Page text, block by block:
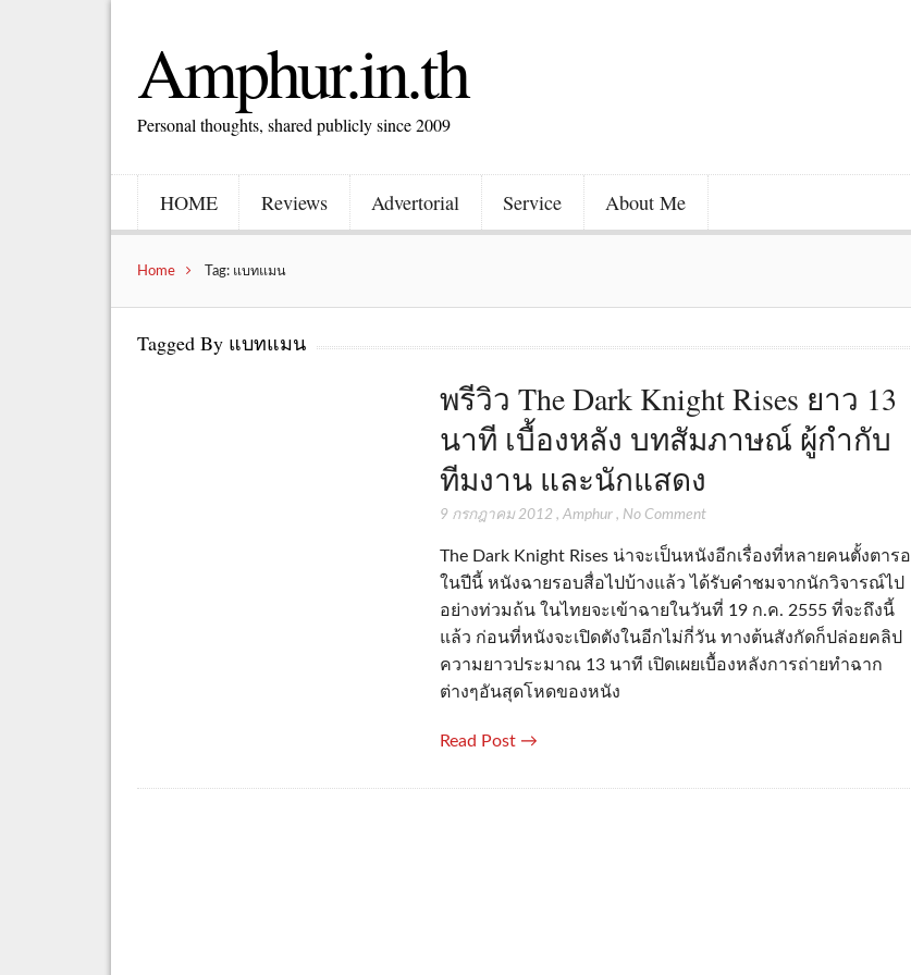
Amphur.in.th
Personal thoughts, shared publicly since 2009
HOME Reviews Advertorial Service About Me
Home Tag: แบทแมน
Tagged By แบทแมน
พรีวิว The Dark Knight Rises ยาว 13
นาที เบื้องหลัง บทสัมภาษณ์ ผู้กำกับ
ทีมงาน และนักแสดง
9 กรกฎาคม 2012 , Amphur, No Comment
The Dark Knight Rises น่าจะเป็นหนังอีกเรื่องที่หลายคนตั้งตารอ
ในปีนี้ หนังฉายรอบสื่อไปบ้างแล้ว ได้รับคำชมจากนักวิจารณ์ไป
อย่างท่วมถ้น ในไทยจะเข้าฉายในวันที่ 19 ก.ค. 2555 ที่จะถึงนี้
แล้ว ก่อนที่หนังจะเปิดตังในอีกไม่กี่วัน ทางต้นสังกัดก็ปล่อยคลิป
ความยาวประมาณ 13 นาที เปิดเผยเบื้องหลังการถ่ายทำฉาก
ต่างๆอันสุดโหดของหนัง
Read Post →